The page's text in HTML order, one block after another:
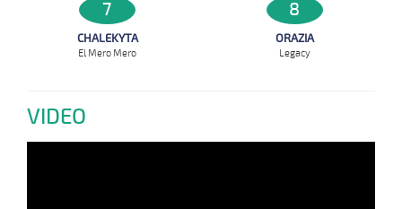
7
CHALEKYTA
El Mero Mero
8
ORAZIA
Legacy
VIDEO